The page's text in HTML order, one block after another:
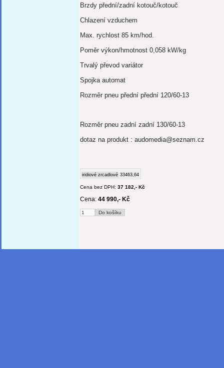
Brzdy přední/zadní kotouč/kotouč
Chlazení vzduchem
Max. rychlost 85 km/hod.
Poměr výkon/hmotnost 0,058 kW/kg
Trvalý převod variátor
Spojka automat
Rozměr pneu přední přední 120/60-13
Rozměr pneu zadní zadní 130/60-13
dotaz na produkt : audomedia@seznam.cz
iridiové zrcadlové 33463,64
Cena bez DPH: 37 182,- Kč
Cena: 44 990,- Kč